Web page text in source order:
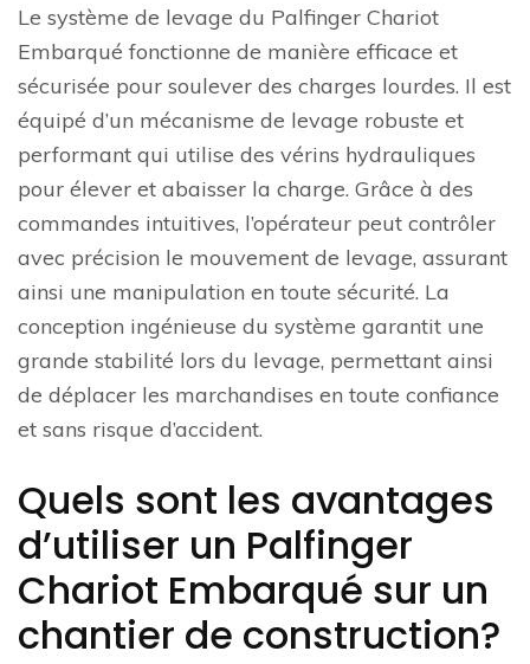
Le système de levage du Palfinger Chariot
Embarqué fonctionne de manière efficace et
sécurisée pour soulever des charges lourdes. Il est
équipé d’un mécanisme de levage robuste et
performant qui utilise des vérins hydrauliques
pour élever et abaisser la charge. Grâce à des
commandes intuitives, l’opérateur peut contrôler
avec précision le mouvement de levage, assurant
ainsi une manipulation en toute sécurité. La
conception ingénieuse du système garantit une
grande stabilité lors du levage, permettant ainsi
de déplacer les marchandises en toute confiance
et sans risque d’accident.
Quels sont les avantages
d’utiliser un Palfinger
Chariot Embarqué sur un
chantier de construction?